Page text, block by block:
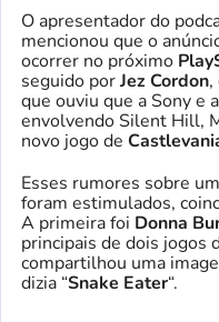
O apresentador do
mencionou que o
ocorrer no próximo
seguido porJez Cordon,
que ouviu que a Sony e
envolvendo Silent Hill,
novo jogo de
Esses rumores sobre
foram estimulados,
A primeira foi Donna
principais de dois jogos
compartilhou uma
dizia “Snake Eater“.